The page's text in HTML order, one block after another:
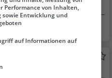
Mannheim
Abendessen, Italienis
ch, Mittagessen, Euro
Restaurant in Mannheim
Performance von Inhalten,
Entwicklung und
auf Informationen auf